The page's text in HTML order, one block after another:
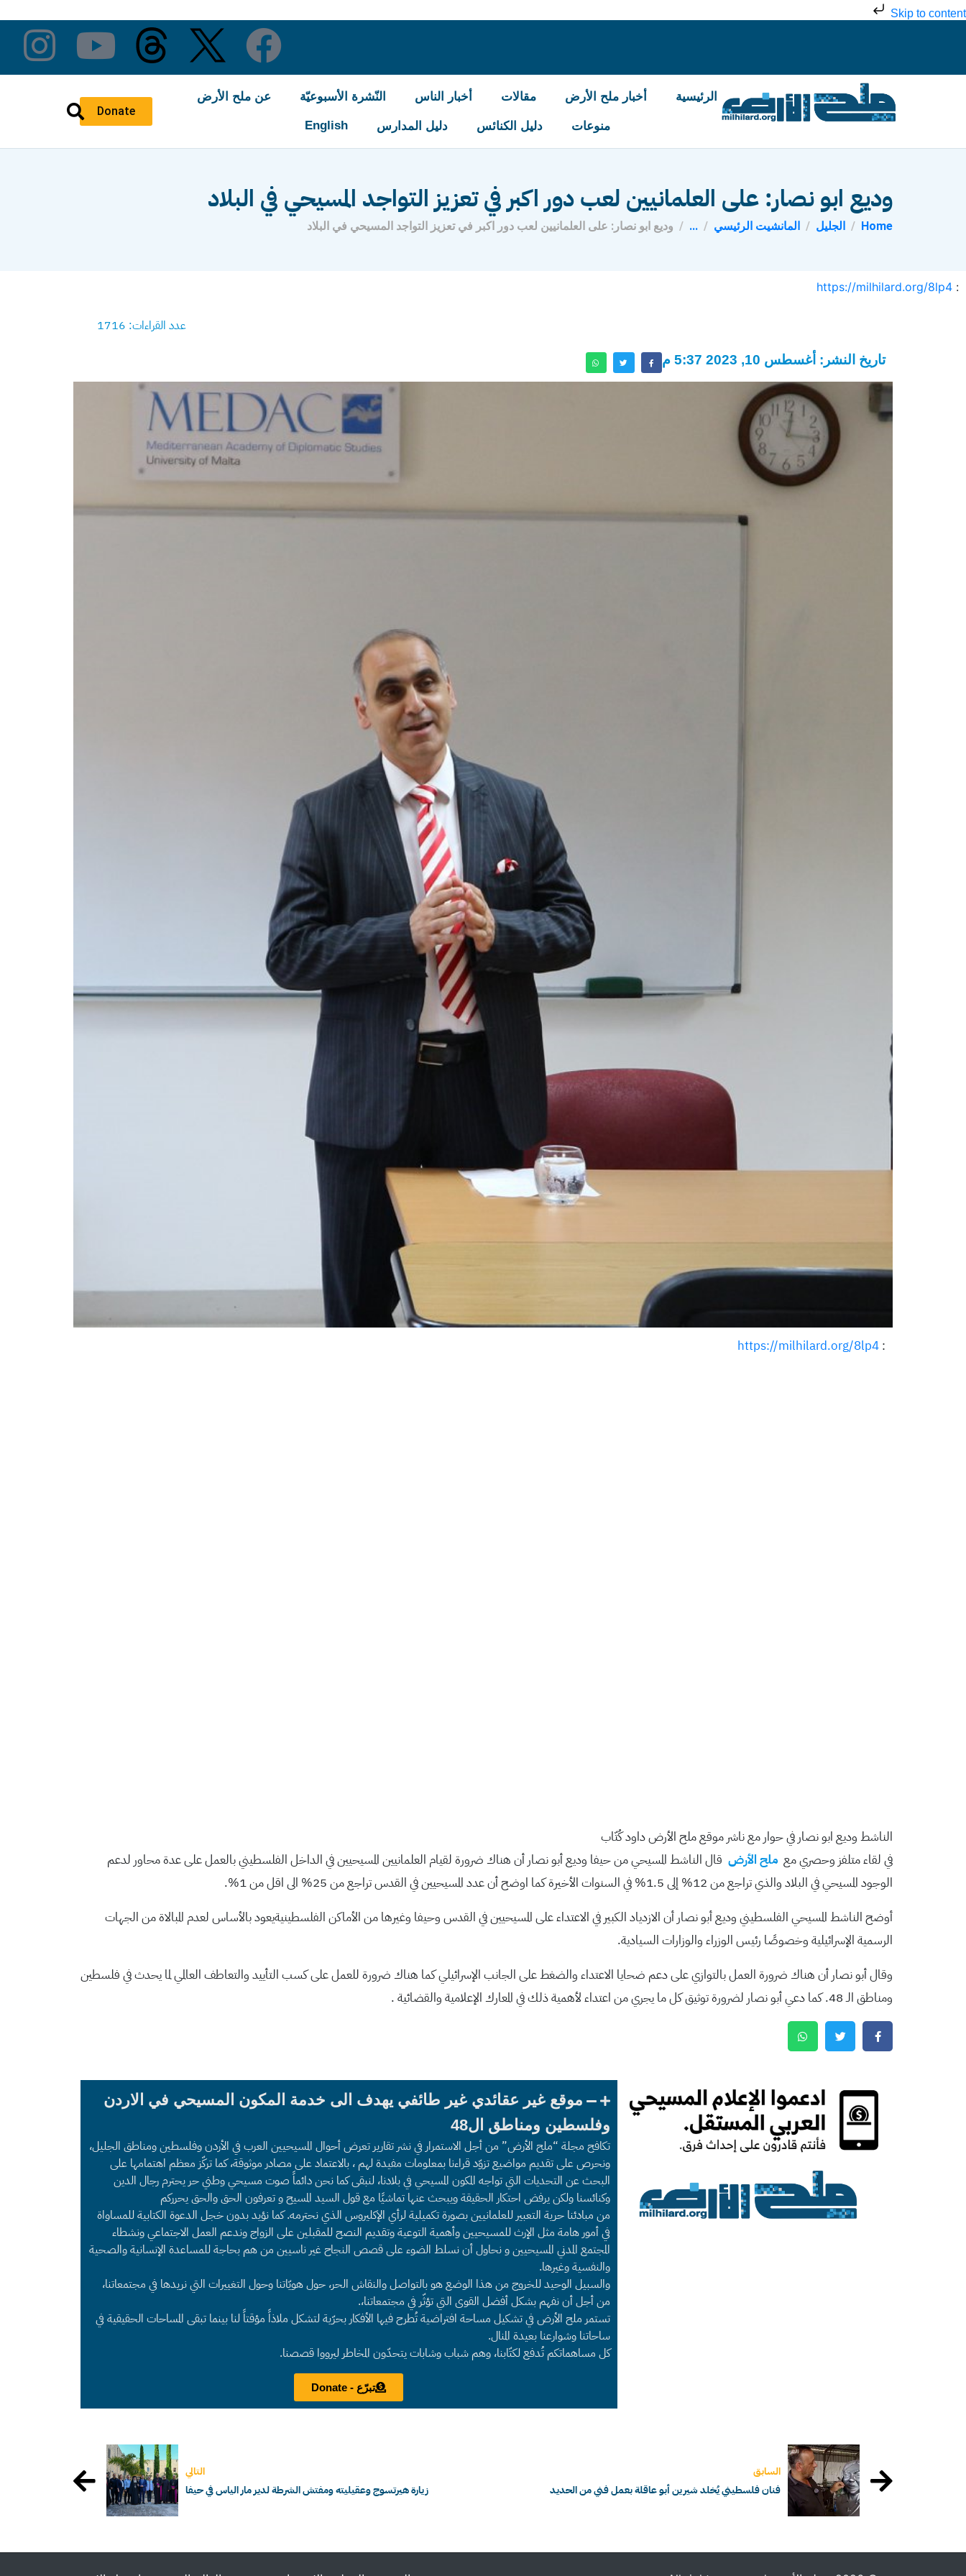
Skip to content
Donate
الرئيسية أخبار ملح الأرض مقالات أخبار الناس النّشرة الأسبوعيّة عن ملح الأرض
منوعات دليل الكنائس دليل المدارس English
وديع ابو نصار: على العلمانيين لعب دور اكبر في تعزيز التواجد المسيحي في البلاد
Home الجليل المانشيت الرئيسي ... وديع ابو نصار: على العلمانيين لعب دور اكبر في تعزيز التواجد المسيحي في البلاد
:
https://milhilard.org/8lp4
عدد القراءات: 1716
تاريخ النشر: أغسطس 10, 2023 5:37 م
:
https://milhilard.org/8lp4
الناشط وديع ابو نصار في حوار مع ناشر موقع ملح الأرض داود كُتّاب
في لقاء متلفز وحصري مع ملح الأرض قال الناشط المسيحي من حيفا وديع أبو نصار أن هناك ضرورة لقيام العلمانيين المسيحيين في الداخل الفلسطيني بالعمل على عدة محاور لدعم
الوجود المسيحي في البلاد والذي تراجع من 12% إلى 1.5% في السنوات الأخيرة كما اوضح أن عدد المسيحيين في القدس تراجع من 25% الى اقل من 1%.
أوضح الناشط المسيحي الفلسطيني وديع أبو نصار أن الازدياد الكبير في الاعتداء على المسيحيين في القدس وحيفا وغيرها من الأماكن الفلسطينيةيعود بالأساس لعدم المبالاة من الجهات
الرسمية الإسرائيلية وخصوصًا رئيس الوزراء والوزارات السيادية.
وقال أبو نصار أن هناك ضرورة العمل بالتوازي على دعم ضحايا الاعتداء والضغط على الجانب الإسرائيلي كما هناك ضرورة للعمل على كسب التأييد والتعاطف العالمي لما يحدث في فلسطين
ومناطق الـ 48. كما دعي أبو نصار لضرورة توثيق كل ما يجري من اعتداء لأهمية ذلك في المعارك الإعلامية والقضائية .
موقع غير عقائدي غير طائفي يهدف الى خدمة المكون المسيحي في الاردن
وفلسطين ومناطق ال48
تكافح مجلة “ملح الأرض” من أجل الاستمرار في نشر تقارير تعرض أحوال المسيحيين العرب في الأردن وفلسطين ومناطق الجليل،
ونحرص على تقديم مواضيع تزوّد قراءنا بمعلومات مفيدة لهم ، بالاعتماد على مصادر موثوقة، كما تركّز معظم اهتمامها على
البحث عن التحديات التي تواجه المكون المسيحي في بلادنا، لنبقى كما نحن دائماً صوت مسيحي وطني حر يحترم رجال الدين
وكنائسنا ولكن يرفض احتكار الحقيقة ويبحث عنها تماشيًا مع قول السيد المسيح و تعرفون الحق والحق يحرركم
من مبادئنا حرية التعبير للعلمانيين بصورة تكميلية لرأي الإكليروس الذي نحترمه. كما نؤيد بدون خجل الدعوة الكتابية للمساواة
في أمور هامة مثل الإرث للمسيحيين وأهمية التوعية وتقديم النصح للمقبلين على الزواج وندعم العمل الاجتماعي ونشطاء
المجتمع المدني المسيحيين و نحاول أن نسلط الضوء على قصص النجاح غير ناسيين من هم بحاجة للمساعدة الإنسانية والصحية
والنفسية وغيرها.
والسبيل الوحيد للخروج من هذا الوضع هو بالتواصل والنقاش الحر، حول هويّاتنا وحول التغييرات التي نريدها في مجتمعاتنا،
من أجل أن نفهم بشكل أفضل القوى التي تؤثّر في مجتمعاتنا،.
تستمر ملح الأرض في تشكيل مساحة افتراضية تُطرح فيها الأفكار بحرّية لتشكل ملاذاً مؤقتاً لنا بينما تبقى المساحات الحقيقية في
ساحاتنا وشوارعنا بعيدة المنال.
كل مساهماتكم تُدفع لكتّابنا، وهم شباب وشابات يتحدّون المخاطر ليرووا قصصنا.
تبرّع - Donate
السابق
فنان فلسطيني يُخلد شيرين أبو عاقلة بعمل فني من الحديد
التالي
زيارة هيرتسوج وعقيليته ومفتش الشرطة لدير مار الياس في حيفا